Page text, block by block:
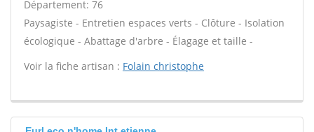
Département: 76
Paysagiste - Entretien espaces verts - Clôture - Isolation
écologique - Abattage d'arbre - Élagage et taille -
Voir la fiche artisan : Folain christophe